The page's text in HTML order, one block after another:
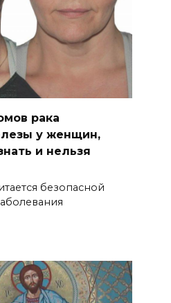
рака
у женщин,
и нельзя
безопасной